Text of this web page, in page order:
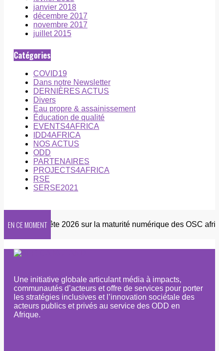
janvier 2018
décembre 2017
novembre 2017
juillet 2015
Catégories
COVID19
Dans notre Newsletter
DERNIÈRES ACTUS
Divers
Eau propre & assainissement
Éducation de qualité
EVENTS4AFRICA
IDD4AFRICA
NOS ACTUS
ODD
PARTENAIRES
PROJECTS4AFRICA
RSE
SERSE2021
EN CE MOMENT
Enquête 2026 sur la maturité numérique des OSC
Une initiative globale articulant média à impacts,
communautés d’acteurs et offre de services pour porter
les stratégies inclusives et l’innovation sociétale des
acteurs publics et privés au service des ODD en
Afrique.